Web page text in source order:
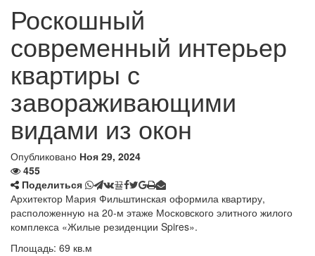
Роскошный
современный интерьер
квартиры с
завораживающими
видами из окон
Опубликовано Ноя 29, 2024
455
Поделиться
Архитектор Мария Фильштинская оформила квартиру,
расположенную на 20-м этаже Московского элитного жилого
комплекса «Жилые резиденции Spires».
Площадь: 69 кв.м